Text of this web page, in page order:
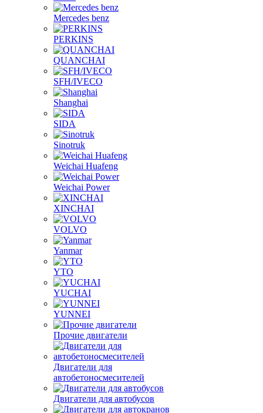
Mercedes benz
PERKINS
QUANCHAI
SFH/IVECO
Shanghai
SIDA
Sinotruk
Weichai Huafeng
Weichai Power
XINCHAI
VOLVO
Yanmar
YTO
YUCHAI
YUNNEI
Прочие двигатели
Двигатели для
автобетоносмесителей
Двигатели для автобусов